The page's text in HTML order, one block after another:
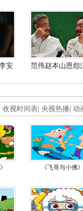
安 范伟赵本山恩怨
收视时间表 央视热播 动
《飞哥与小佛》